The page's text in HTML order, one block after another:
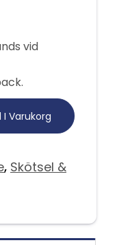
vid
I Varukorg
, Skötsel &